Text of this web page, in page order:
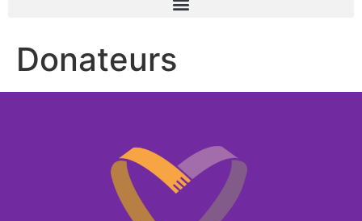
Donateurs